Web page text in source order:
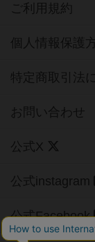
ご利用規約
個人情報保護方
特定商取引法
お問い合わせ
公式X
公式instagram
公式Facebook